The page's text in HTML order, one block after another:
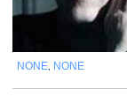
NONE NONE